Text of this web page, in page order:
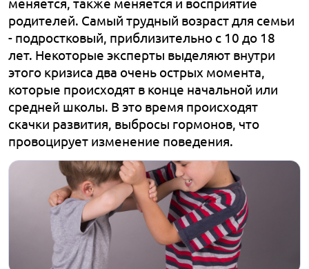
родителей. Самый трудный возраст для семьи
- подростковый, приблизительно с 10 до 18
лет. Некоторые эксперты выделяют внутри
этого кризиса два очень острых момента,
которые происходят в конце начальной или
средней школы. В это время происходят
скачки развития, выбросы гормонов, что
провоцирует изменение поведения.